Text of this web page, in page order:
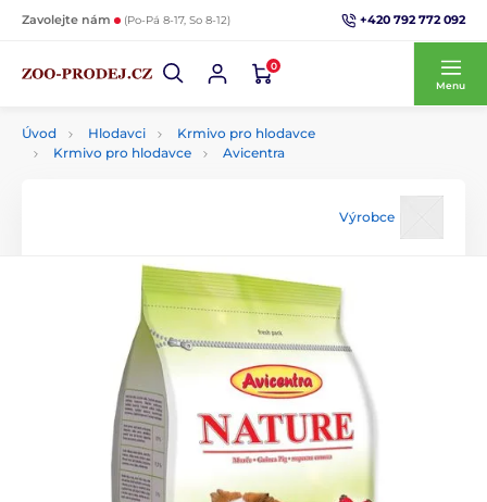
Zavolejte nám (Po-Pá 8-17, So 8-12) +420 792 772 092
0
Menu
Úvod Hlodavci
Krmivo pro hlodavce
Krmivo pro hlodavce
Avicentra
Výrobce